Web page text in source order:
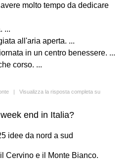
molto tempo da dedicare
...
all'aria aperta. ...
in un centro benessere. ...
corso. ...
| Visualizza la risposta completa su
end in Italia?
idee da nord a sud
Cervino e il Monte Bianco.